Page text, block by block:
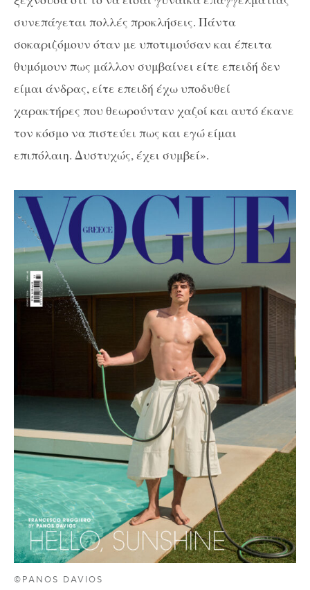
συνεπάγεται πολλές προκλήσεις. Πάντα
σοκαριζόμουν όταν με υποτιμούσαν και έπειτα
θυμόμουν πως μάλλον συμβαίνει είτε επειδή δεν
είμαι άνδρας, είτε επειδή έχω υποδυθεί
χαρακτήρες που θεωρούνταν χαζοί και αυτό έκανε
τον κόσμο να πιστεύει πως και εγώ είμαι
επιπόλαιη. Δυστυχώς, έχει συμβεί».
©PANOS DAVIOS